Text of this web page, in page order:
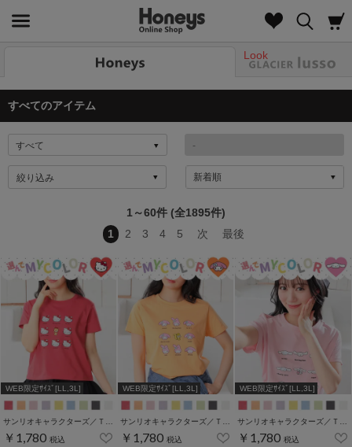
Look
すべてのアイテム
絞り込み
1～60件 (全1895件)
1
2 3 4 5 次 最後
WEB限定ｻｲｽﾞ[LL,3L]
￥1,780 税込
WEB限定ｻｲｽﾞ[LL,3L]
￥1,780 税込
WEB限定ｻｲｽﾞ[LL,3L]
￥1,780 税込